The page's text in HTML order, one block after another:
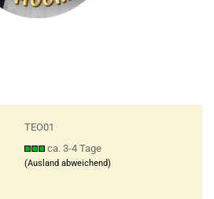
TEO01
ca. 3-4 Tage
(Ausland abweichend)